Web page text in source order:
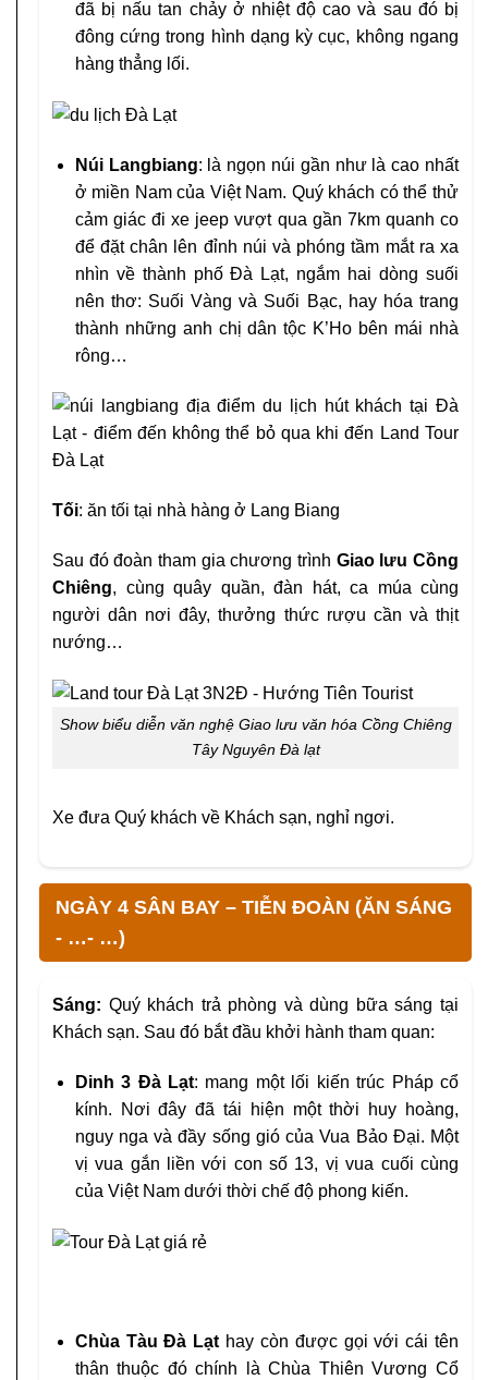
đã bị nấu tan chảy ở nhiệt độ cao và sau đó bị
đông cứng trong hình dạng kỳ cục, không ngang
hàng thẳng lối.
Núi Langbiang: là ngọn núi gần như là cao nhất
ở miền Nam của Việt Nam. Quý khách có thể thử
cảm giác đi xe jeep vượt qua gần 7km quanh co
để đặt chân lên đỉnh núi và phóng tầm mắt ra xa
nhìn về thành phố Đà Lạt, ngắm hai dòng suối
nên thơ: Suối Vàng và Suối Bạc, hay hóa trang
thành những anh chị dân tộc K’Ho bên mái nhà
rông…
Tối: ăn tối tại nhà hàng ở Lang Biang
Sau đó đoàn tham gia chương trình Giao lưu Cồng
Chiêng, cùng quây quần, đàn hát, ca múa cùng
người dân nơi đây, thưởng thức rượu cần và thịt
nướng…
Show biểu diễn văn nghệ Giao lưu văn hóa Cồng Chiêng
Tây Nguyên Đà lạt
Xe đưa Quý khách về Khách sạn, nghỉ ngơi.
NGÀY 4 SÂN BAY – TIỄN ĐOÀN (ĂN SÁNG
- …- …)
Sáng: Quý khách trả phòng và dùng bữa sáng tại
Khách sạn. Sau đó bắt đầu khởi hành tham quan:
Dinh 3 Đà Lạt: mang một lối kiến trúc Pháp cổ
kính. Nơi đây đã tái hiện một thời huy hoàng,
nguy nga và đầy sống gió của Vua Bảo Đại. Một
vị vua gắn liền với con số 13, vị vua cuối cùng
của Việt Nam dưới thời chế độ phong kiến.
Chùa Tàu Đà Lạt hay còn được gọi với cái tên
thân thuộc đó chính là Chùa Thiên Vương Cổ